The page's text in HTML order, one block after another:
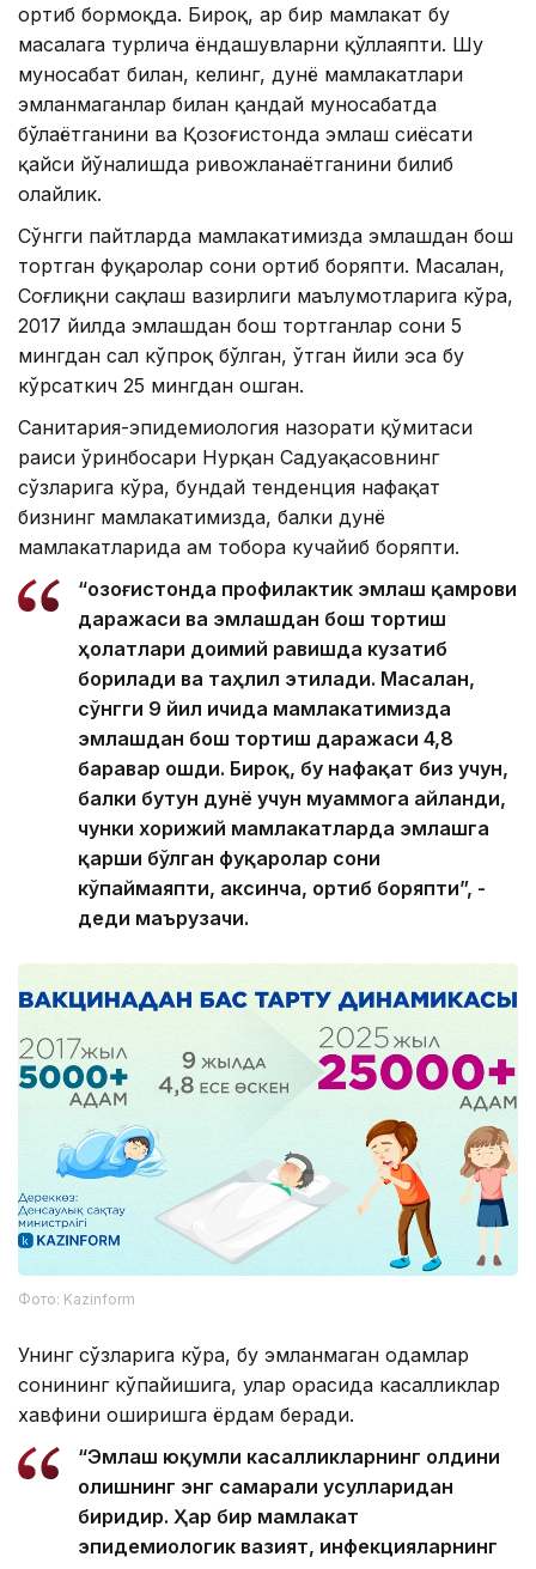
ортиб бормоқда. Бироқ, ҳар бир мамлакат бу
масалага турлича ёндашувларни қўллаяпти. Шу
муносабат билан, келинг, дунё мамлакатлари
эмланмаганлар билан қандай муносабатда
бўлаётганини ва Қозоғистонда эмлаш сиёсати
қайси йўналишда ривожланаётганини билиб
олайлик.
Сўнгги пайтларда мамлакатимизда эмлашдан бош
тортган фуқаролар сони ортиб боряпти. Масалан,
Соғлиқни сақлаш вазирлиги маълумотларига кўра,
2017 йилда эмлашдан бош тортганлар сони 5
мингдан сал кўпроқ бўлган, ўтган йили эса бу
кўрсаткич 25 мингдан ошган.
Санитария-эпидемиология назорати қўмитаси
раиси ўринбосари Нурқан Садуақасовнинг
сўзларига кўра, бундай тенденция нафақат
бизнинг мамлакатимизда, балки дунё
мамлакатларида ҳам тобора кучайиб боряпти.
“Қозоғистонда профилактик эмлаш қамрови
даражаси ва эмлашдан бош тортиш
ҳолатлари доимий равишда кузатиб
борилади ва таҳлил этилади. Масалан,
сўнгги 9 йил ичида мамлакатимизда
эмлашдан бош тортиш даражаси 4,8
баравар ошди. Бироқ, бу нафақат биз учун,
балки бутун дунё учун муаммога айланди,
чунки хорижий мамлакатларда эмлашга
қарши бўлган фуқаролар сони
кўпаймаяпти, аксинча, ортиб боряпти”, -
деди маърузачи.
Фото: Kazinform
Унинг сўзларига кўра, бу эмланмаган одамлар
сонининг кўпайишига, улар орасида касалликлар
хавфини оширишга ёрдам беради.
“Эмлаш юқумли касалликларнинг олдини
олишнинг энг самарали усулларидан
биридир. Ҳар бир мамлакат
эпидемиологик вазият, инфекцияларнинг